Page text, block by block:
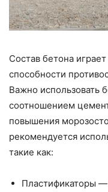
Состав бетона
способности
Важно использовать
соотношением
повышения
рекомендуется
такие как:
Пластификаторы